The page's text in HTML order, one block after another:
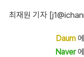
최재원 기자
Daum
Naver